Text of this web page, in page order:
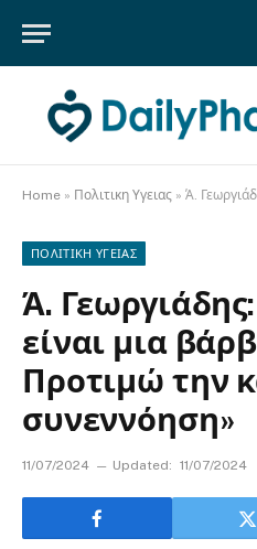
Home » Πολιτικη Υγειας » Ά. Γεωργιάδης: «Η
ΠΟΛΙΤΙΚΗ ΥΓΕΙΑΣ
Ά.
είναι μια
Προτιμώ την
συνεννόηση»
11/07/2024 Updated: 11/07/2024